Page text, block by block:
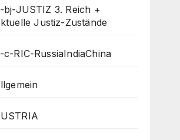
bj-JUSTIZ 3. Reich +
Justiz-Zustände
c-RIC-RussiaIndiaChina